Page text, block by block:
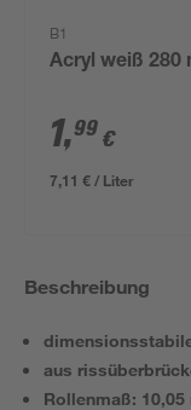
B1
Acryl weiß 280
1,99 €
7,11 € / Liter
Beschreibung
aus
Rollenmaß: 10,05